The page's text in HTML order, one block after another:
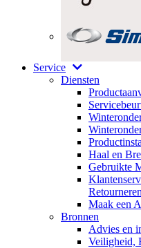
Service
Diensten
Haal en
Gebruikte
Retourneren
Maak een
Bronnen
Advies en
Veiligheid,